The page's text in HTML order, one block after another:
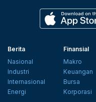
Berita
Nasional
Industri
Internasional
Energi
Finansial
Makro
Keuangan
Bursa
Korporasi